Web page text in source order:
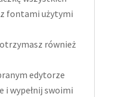
fontami użytymi
również
edytorze
i wypełnij swoimi